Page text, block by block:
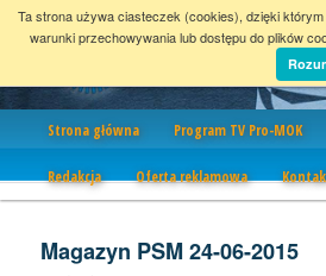
Strona główna Program TV Pro-MOK
Redakcja Oferta reklamowa
Magazyn PSM 24-06-2015
Ta strona używa ciasteczek (cookies), dzięki
warunki przechowywania lub dostępu do plików